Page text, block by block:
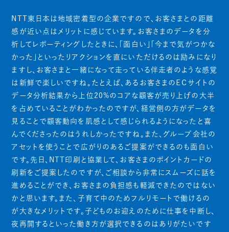
NTT東日本は地域密着型の企業ですので、お客さまとの距離
感が近い点はメリットに感じています。お客さまのデータを分
析してレポーティングしたときに、「面白い」「今まで気がつかな
かった」といったリアクションを直にいただけるのは励みになり
ますし、お客さまと一緒になって走っている伴走者のような感覚
は新鮮で楽しいですね。たとえば、あるお客さまのＥＣサイトの
データ分析結果から上位20%のコアな顧客が売り上げの大半
を占めていることがわかったのですが、経営側の方がデータを
見ることで顧客動向を肌感として感じられるようになったと喜
んでくださったのはうれしかったですね。また、グループ会社の
アセットを使うことで広がりのあるご提案ができるのも面白い
です。先日、NTT印刷と協業して、お客さまのポイントカードの
刷新をご提案したのですが、ご相談から非常にスムーズに話を
進めることができ、お客さまの負担感も軽減できたのではない
かと思います。また、子育て中のためフルリモートで働けるの
が大きなメリットです。子どものお迎えのために仕事を中断し、
夜再開するといった働き方が選択できるのはありがたいです